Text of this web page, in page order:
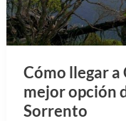
Cómo llegar
mejor opción
Sorrento